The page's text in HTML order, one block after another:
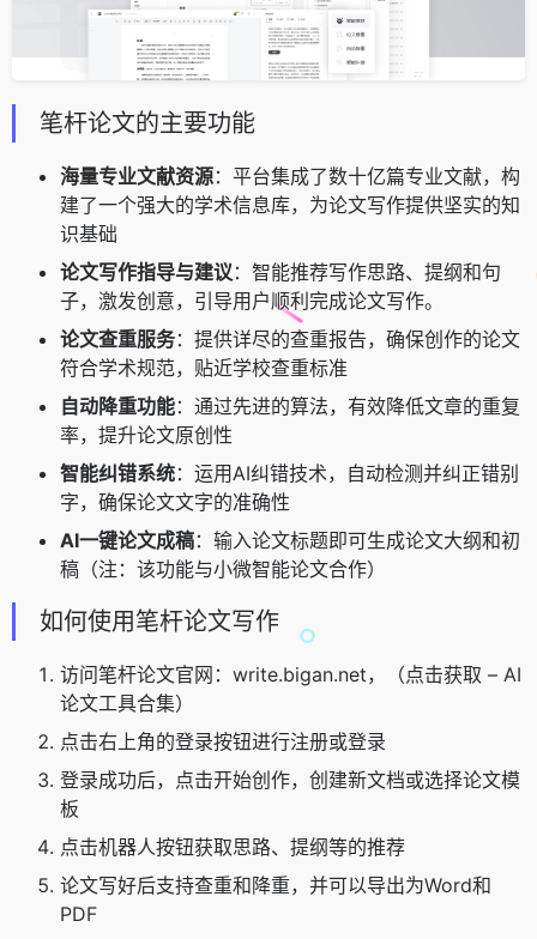
笔杆论文的主要功能
海量专业文献资源：平台集成了数十亿篇专业文献，构
建了一个强大的学术信息库，为论文写作提供坚实的知
识基础
论文写作指导与建议：智能推荐写作思路、提纲和句
子，激发创意，引导用户顺利完成论文写作。
论文查重服务：提供详尽的查重报告，确保创作的论文
符合学术规范，贴近学校查重标准
自动降重功能：通过先进的算法，有效降低文章的重复
率，提升论文原创性
智能纠错系统：运用AI纠错技术，自动检测并纠正错别
字，确保论文文字的准确性
AI一键论文成稿：输入论文标题即可生成论文大纲和初
稿（注：该功能与小微智能论文合作）
如何使用笔杆论文写作
访问笔杆论文官网：write.bigan.net，（点击获取 – AI
论文工具合集）
点击右上角的登录按钮进行注册或登录
登录成功后，点击开始创作，创建新文档或选择论文模
板
点击机器人按钮获取思路、提纲等的推荐
论文写好后支持查重和降重，并可以导出为Word和
PDF